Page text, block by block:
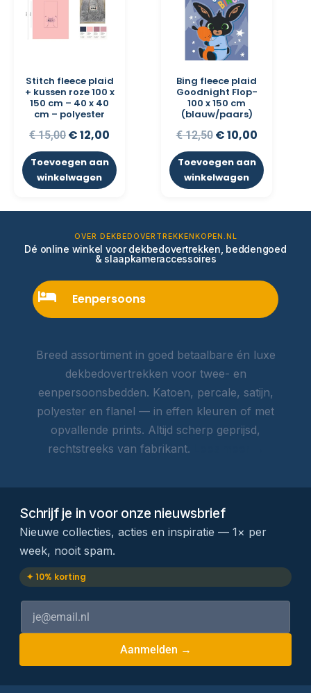
Stitch fleece plaid
+ kussen roze 100 x
150 cm – 40 x 40
cm – polyester
€15,00 €12,00
Toevoegen aan
winkelwagen
Bing fleece plaid
Goodnight Flop-
100 x 150 cm
(blauw/paars)
€12,50 €10,00
Toevoegen aan
winkelwagen
OVER DEKBEDOVERTREKKENKOPEN.NL
Dé online winkel voor dekbedovertrekken, beddengoed
& slaapkameraccessoires
Eenpersoons
Breed assortiment in goed betaalbare én luxe
dekbedovertrekken voor twee- en
eenpersoonsbedden. Katoen, percale, satijn,
polyester en flanel — in effen kleuren of met
opvallende prints. Altijd scherp geprijsd,
rechtstreeks van fabrikant.
Schrijf je in voor onze nieuwsbrief
Nieuwe collecties, acties en inspiratie — 1× per
week, nooit spam.
✦ 10% korting
Aanmelden →